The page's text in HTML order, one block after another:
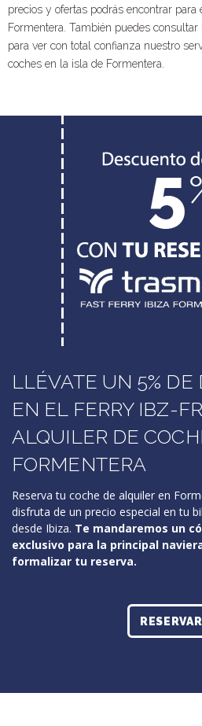
precios y ofertas podrás encontrar para
Formentera. También puedes consultar
para ver con total confianza nuestro
coches en la isla de Formentera.
LLÉVATE UN 5% DE
EN EL FERRY IBZ-
ALQUILER DE
FORMENTERA
Reserva tu coche de alquiler en
disfruta de un precio especial en tu
desde Ibiza. Te mandaremos un
exclusivo para la principal
formalizar tu reserva.
RESERVAR